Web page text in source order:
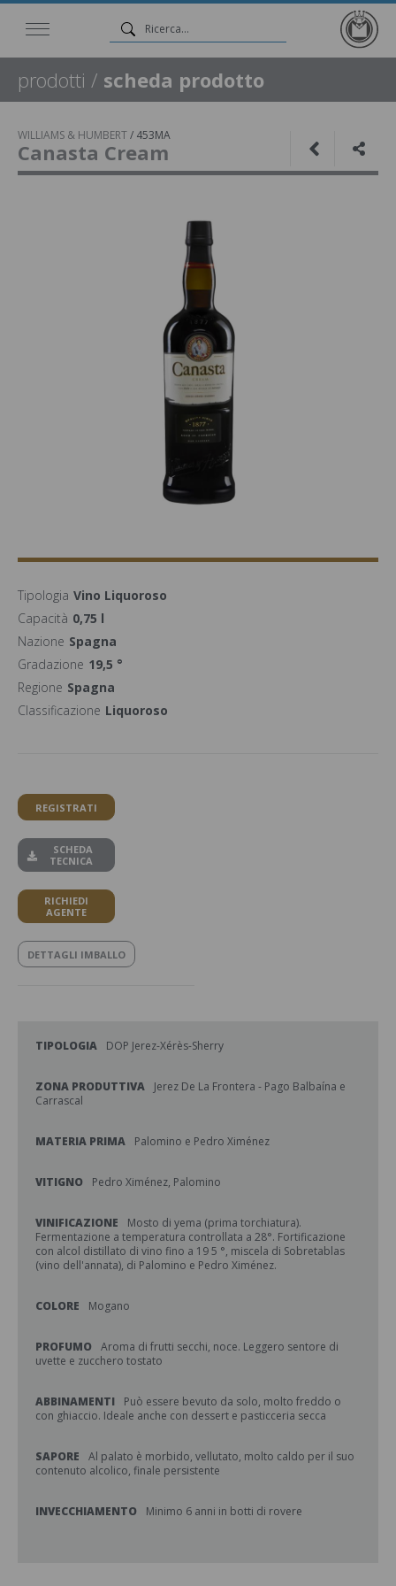
prodotti / scheda prodotto
WILLIAMS & HUMBERT/ 453MA
Canasta Cream
Tipologia Vino Liquoroso
Capacità 0,75 l
Nazione Spagna
Gradazione 19,5 °
Regione Spagna
Classificazione Liquoroso
REGISTRATI
SCHEDA
TECNICA
RICHIEDI
AGENTE
DETTAGLI IMBALLO
TIPOLOGIA DOP Jerez-Xérès-Sherry
ZONA PRODUTTIVA
Jerez De La Frontera - Pago Balbaína e
Carrascal
MATERIA PRIMA Palomino e Pedro Ximénez
VITIGNO Pedro Ximénez, Palomino
VINIFICAZIONE
Mosto di yema (prima torchiatura).
Fermentazione a temperatura controllata a 28°. Fortificazione
con alcol distillato di vino fino a 19 5 °, miscela di Sobretablas
(vino dell'annata), di Palomino e Pedro Ximénez.
COLORE Mogano
PROFUMO Aroma di frutti secchi, noce. Leggero sentore di
uvette e zucchero tostato
ABBINAMENTI
Può essere bevuto da solo, molto freddo o
con ghiaccio. Ideale anche con dessert e pasticceria secca
SAPORE
Al palato è morbido, vellutato, molto caldo per il suo
contenuto alcolico, finale persistente
INVECCHIAMENTO Minimo 6 anni in botti di rovere